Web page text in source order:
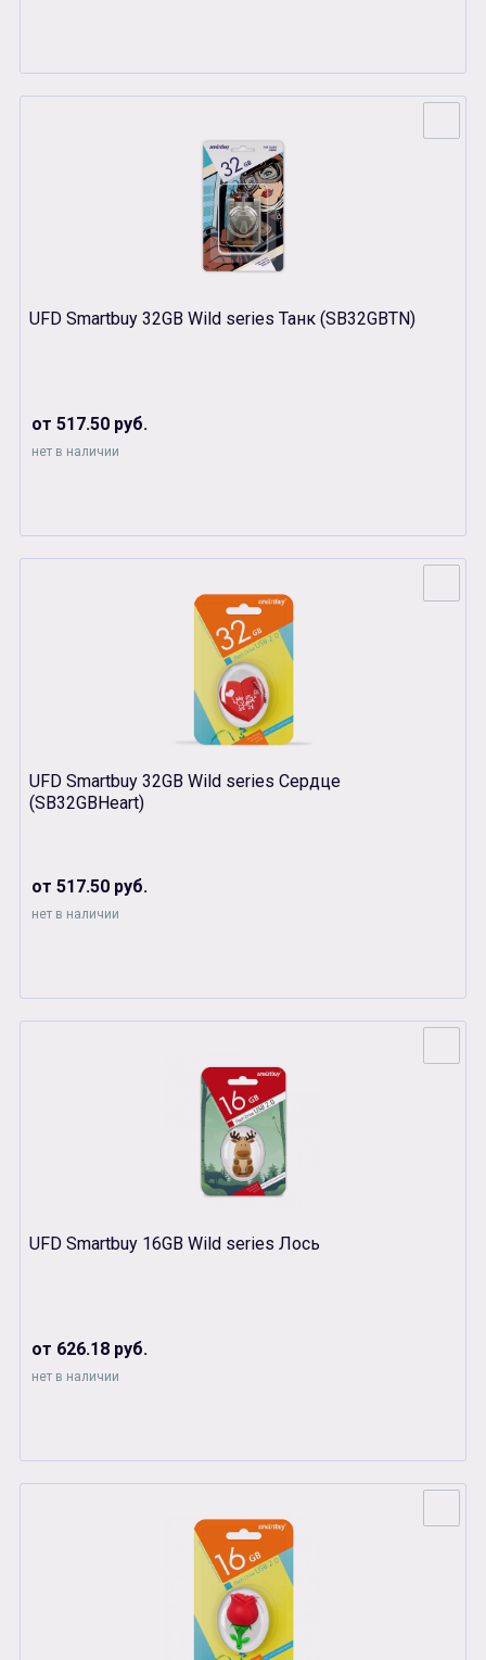
UFD Smartbuy 32GB Wild series Танк (SB32GBTN)
от 517.50 руб.
нет в наличии
UFD Smartbuy 32GB Wild series Сердце
(SB32GBHeart)
от 517.50 руб.
нет в наличии
UFD Smartbuy 16GB Wild series Лось
от 626.18 руб.
нет в наличии